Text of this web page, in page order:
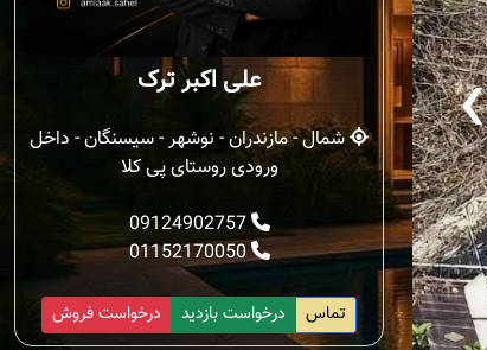
‹ علی اکبر ترک
شمال - مازندران - نوشهر - سیسنگان - داخل
ورودی روستای پی کلا
09124902757
01152170050
درخواست فروش درخواست بازدید تماس